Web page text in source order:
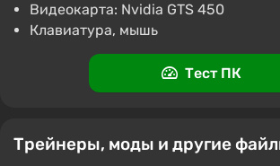
-15% по промокоду SUMMER
Boosted
855 отзывов
Поддержка на VGTimes
1756 ₽ 1830 ₽
-4%
Видеокарта: Nvidia GTS 450
Клавиатура, мышь
Тест ПК
Трейнеры, моды и другие